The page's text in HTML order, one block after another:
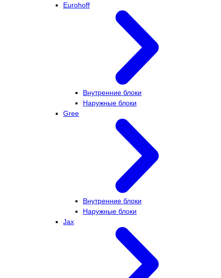
Eurohoff
Внутренние блоки
Наружные блоки
Gree
Внутренние блоки
Наружные блоки
Jax